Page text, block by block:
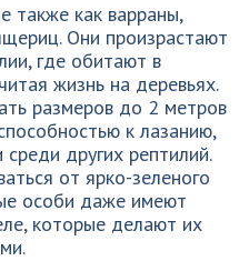
также как варраны,
Они произрастают
где обитают в
жизнь на деревьях.
размеров до 2 метров
к лазанию,
других рептилий.
от ярко-зеленого
особи даже имеют
которые делают их